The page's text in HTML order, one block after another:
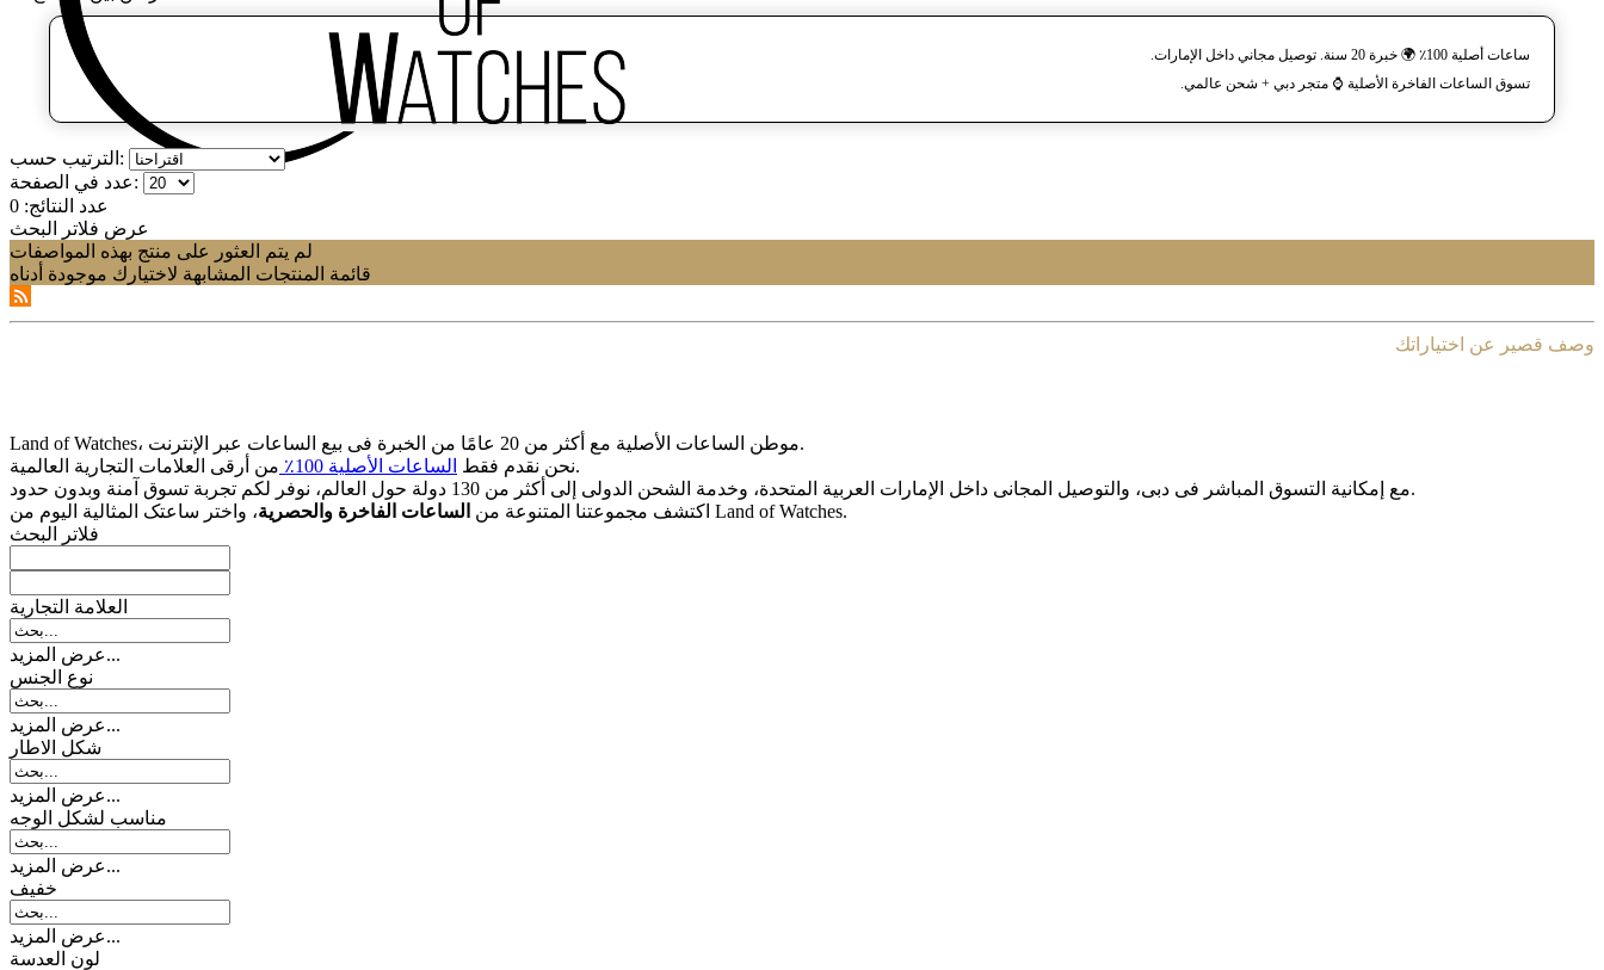
ساعات أصلية 100٪ 🌍 خبرة 20 سنة. توصيل مجاني داخل الإمارات.
تسوق الساعات الفاخرة الأصلية ⌚️ متجر دبي + شحن عالمي.
الترتيب حسب:
عدد في الصفحة:
عدد النتائج: 0
عرض فلاتر البحث
لم يتم العثور على منتج بهذه المواصفات
قائمة المنتجات المشابهة لاختيارك موجودة أدناه
وصف قصير عن اختياراتك
Land of Watches، موطن الساعات الأصلیة مع أکثر من 20 عامًا من الخبرة فی بیع الساعات عبر الإنترنت.
نحن نقدم فقط الساعات الأصلیة 100٪
من أرقى العلامات التجاریة العالمیة.
مع إمکانیة التسوق المباشر فی دبی، والتوصیل المجانی داخل الإمارات العربیة المتحدة، وخدمة الشحن الدولی إلى أکثر من 130 دولة حول العالم، نوفر لکم تجربة تسوق آمنة وبدون حدود.
اکتشف مجموعتنا المتنوعة من الساعات الفاخرة والحصریة
، واختر ساعتک المثالیة الیوم من Land of Watches.
فلاتر البحث
العلامة التجارية
عرض المزيد...
نوع الجنس
عرض المزيد...
شکل الاطار
عرض المزيد...
مناسب لشكل الوجه
عرض المزيد...
خفیف
عرض المزيد...
لون العدسة